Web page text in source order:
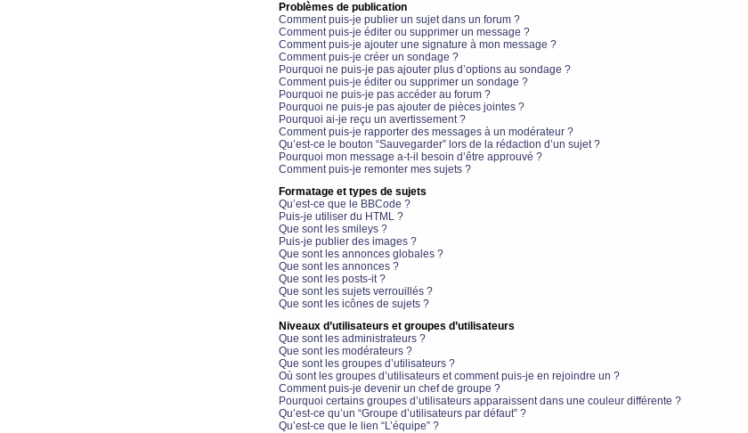
Problèmes de publication
Comment puis-je publier un sujet dans un forum ?
Comment puis-je éditer ou supprimer un message ?
Comment puis-je ajouter une signature à mon message ?
Comment puis-je créer un sondage ?
Pourquoi ne puis-je pas ajouter plus d’options au sondage ?
Comment puis-je éditer ou supprimer un sondage ?
Pourquoi ne puis-je pas accéder au forum ?
Pourquoi ne puis-je pas ajouter de pièces jointes ?
Pourquoi ai-je reçu un avertissement ?
Comment puis-je rapporter des messages à un modérateur ?
Qu’est-ce le bouton “Sauvegarder” lors de la rédaction d’un sujet ?
Pourquoi mon message a-t-il besoin d’être approuvé ?
Comment puis-je remonter mes sujets ?
Formatage et types de sujets
Qu’est-ce que le BBCode ?
Puis-je utiliser du HTML ?
Que sont les smileys ?
Puis-je publier des images ?
Que sont les annonces globales ?
Que sont les annonces ?
Que sont les posts-it ?
Que sont les sujets verrouillés ?
Que sont les icônes de sujets ?
Niveaux d’utilisateurs et groupes d’utilisateurs
Que sont les administrateurs ?
Que sont les modérateurs ?
Que sont les groupes d’utilisateurs ?
Où sont les groupes d’utilisateurs et comment puis-je en rejoindre un ?
Comment puis-je devenir un chef de groupe ?
Pourquoi certains groupes d’utilisateurs apparaissent dans une couleur différente ?
Qu’est-ce qu’un “Groupe d’utilisateurs par défaut” ?
Qu’est-ce que le lien “L’équipe” ?